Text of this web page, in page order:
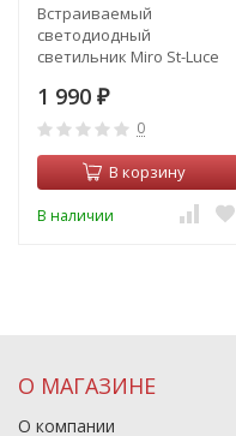
Встраиваемый
светодиодный
светильник Miro St-Luce
1 990 ₽
0
В корзину
В наличии
О МАГАЗИНЕ
О компании